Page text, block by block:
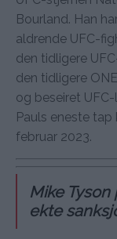
Bourland. Han
aldrende UFC-
den tidligere
den tidligere
og beseiret UFC-
Pauls eneste
februar 2023.
Mike Tyson
ekte